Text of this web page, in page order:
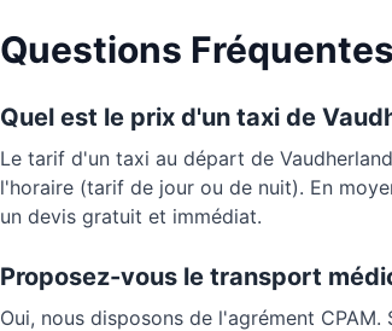
Questions
Quel est le prix d'un taxi de
Le tarif d'un taxi au départ de Vaudherland
l'horaire (tarif de jour ou de nuit). En
un devis gratuit et immédiat.
Proposez-vous le transport
Oui, nous disposons de l'agrément